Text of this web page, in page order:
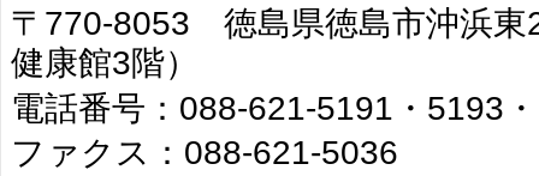
〒770-8053 徳島県徳島市沖浜東
健康館3階）
電話番号：088-621-5191・5193
ファクス：088-621-5036